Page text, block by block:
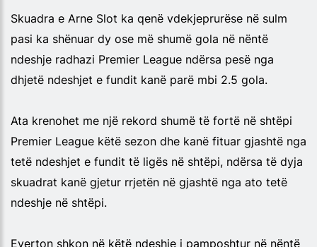
Skuadra e Arne Slot ka qenë vdekjeprurëse në sulm
pasi ka shënuar dy ose më shumë gola në nëntë
ndeshje radhazi Premier League ndërsa pesë nga
dhjetë ndeshjet e fundit kanë parë mbi 2.5 gola.
Ata krenohet me një rekord shumë të fortë në shtëpi
Premier League këtë sezon dhe kanë fituar gjashtë nga
tetë ndeshjet e fundit të ligës në shtëpi, ndërsa të dyja
skuadrat kanë gjetur rrjetën në gjashtë nga ato tetë
ndeshje në shtëpi.
Everton shkon në këtë ndeshje i pamposhtur në nëntë